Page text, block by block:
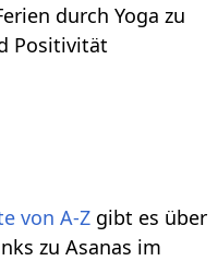
durch Yoga zu
Positivität
von A-Z gibt es über
zu Asanas im